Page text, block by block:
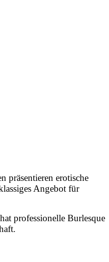
präsentieren erotische
Angebot für
hat professionelle Burlesque